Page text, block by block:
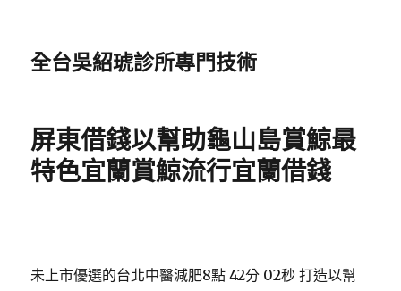
全台吳紹琥診所專門技術
屏東借錢以幫助龜山島賞鯨最
特色宜蘭賞鯨流行宜蘭借錢
未上市優選的台北中醫減肥8點 42分 02秒 打造以幫